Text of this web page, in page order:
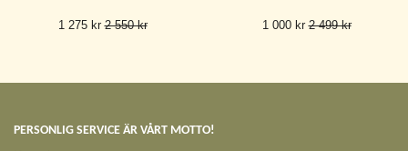
1 275 kr2 550 kr 1 000 kr2 499 kr
PERSONLIG SERVICE ÄR VÅRT MOTTO!